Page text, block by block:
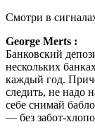
Смотри в
George Merts :
Банковский
нескольких
каждый год.
следить, не надо
себе снимай
— без забот-